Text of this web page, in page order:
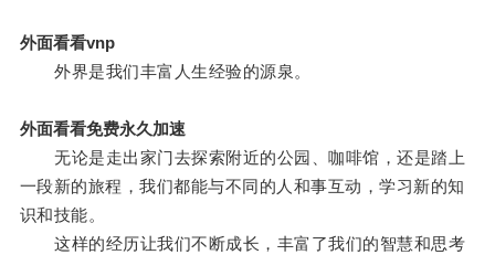
外面看看vnp
外界是我们丰富人生经验的源泉。
外面看看免费永久加速
无论是走出家门去探索附近的公园、咖啡馆，还是踏上
一段新的旅程，我们都能与不同的人和事互动，学习新的知
识和技能。
这样的经历让我们不断成长，丰富了我们的智慧和思考